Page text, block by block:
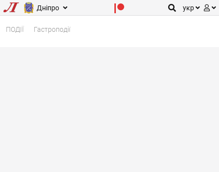
Дніпро укр
ПОДІЇ Гастроподії